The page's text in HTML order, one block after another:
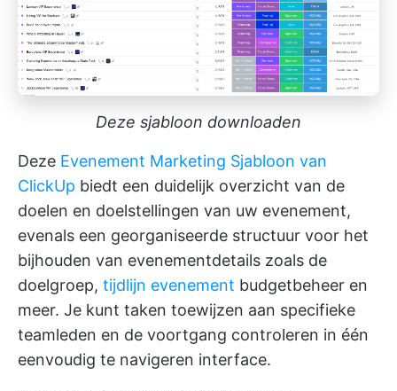
Deze sjabloon downloaden
Deze Evenement Marketing Sjabloon van
ClickUp biedt een duidelijk overzicht van de
doelen en doelstellingen van uw evenement,
evenals een georganiseerde structuur voor het
bijhouden van evenementdetails zoals de
doelgroep, tijdlijn evenement budgetbeheer en
meer. Je kunt taken toewijzen aan specifieke
teamleden en de voortgang controleren in één
eenvoudig te navigeren interface.